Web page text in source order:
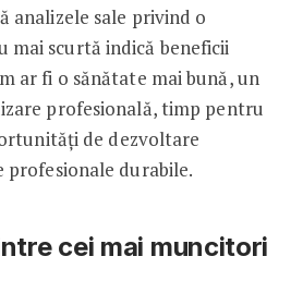
analizele sale privind o
mai scurtă indică beneficii
ar fi o sănătate mai bună, un
profesională, timp pentru
de dezvoltare
profesionale durabile.
cei mai muncitori